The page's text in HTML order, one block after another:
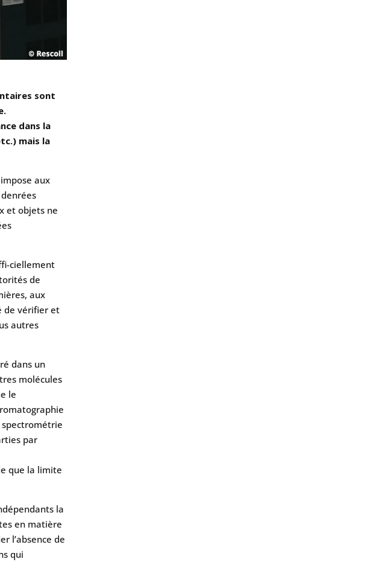
sont
dans la
mais la
aux
et objets ne
ciellement
de
aux
de vérifier et
autres
dans un
molécules
le
spectrométrie
par
que la limite
la
en matière
l’absence de
qui